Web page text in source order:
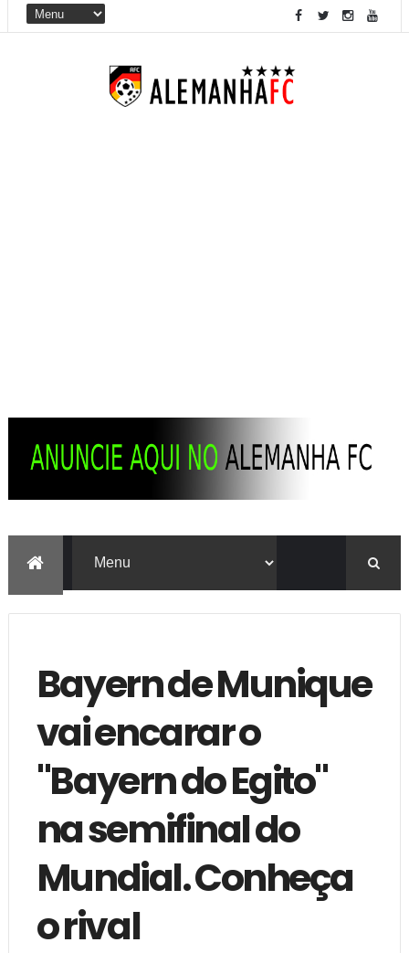
Bayern de Munique
vai encarar o
"Bayern do Egito"
na semifinal do
Mundial. Conheça
o rival